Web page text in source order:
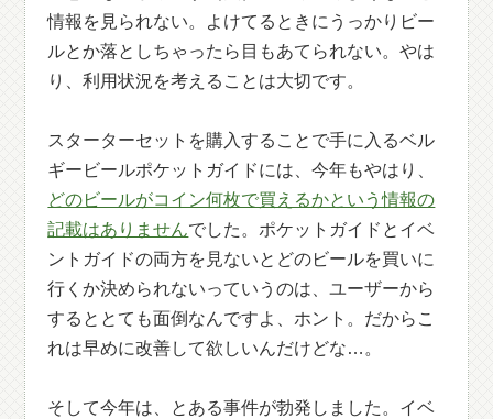
情報を見られない。よけてるときにうっかりビー
ルとか落としちゃったら目もあてられない。やは
り、利用状況を考えることは大切です。
スターターセットを購入することで手に入るベル
ギービールポケットガイドには、今年もやはり、
どのビールがコイン何枚で買えるかという情報の
記載はありませんでした。ポケットガイドとイベ
ントガイドの両方を見ないとどのビールを買いに
行くか決められないっていうのは、ユーザーから
するととても面倒なんですよ、ホント。だからこ
れは早めに改善して欲しいんだけどな…。
そして今年は、とある事件が勃発しました。イベ